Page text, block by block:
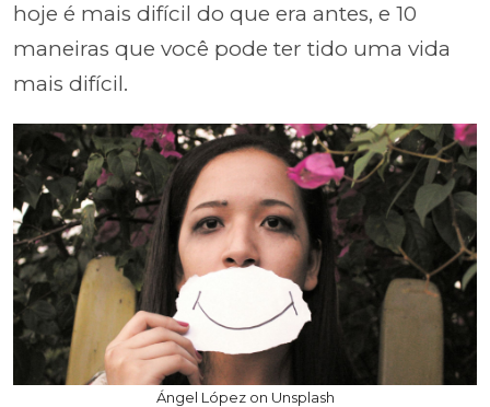
hoje é mais difícil do que era antes, e 10
maneiras que você pode ter tido uma vida
mais difícil.
Ángel López on Unsplash